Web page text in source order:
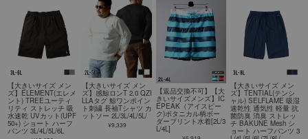
【大きいサイズ メン
ズ】ELEMENT(エレメ
ント) TREEユーティ
リティ ストレッチ 吸
水速乾 UVカット(UPF
50+) ショート ハーフ
パンツ 3L/4L/5L/6L
【大きいサイズ メン
ズ】感鯨ロンT 2.0 QZI
LLAタグ 鯨ワンポイン
ト刺繍 長袖Tシャツ カ
ットソー 2L/3L/4L/5L/
¥9,339
【返品交換不可】【大
きいサイズメンズ】IC
EPEAK（アイスピー
ク)ボタニカル柄ボー
ダープリント水着[2L/3
L/4L]
【大きいサイズ メン
ズ】TENTIAL(テンシ
ャル) SELFLAME 吸湿
速乾性 通気性 軽量 抗
菌防臭 消臭 ストレッ
チ BAKUNE Mesh シ
ョート ハーフパンツ 3